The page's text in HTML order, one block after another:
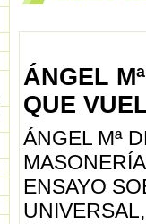
ÁNGEL
QUE
ÁNGEL Mª
ENSAYO